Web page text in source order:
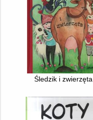
Śledzik i zwierzęta